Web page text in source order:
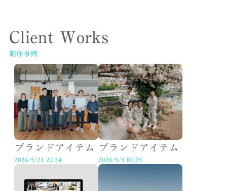
Client Works
制作事例
ブランドアイテム
2026/5/21 22:34
ブランドアイテム
2026/5/5 00:25